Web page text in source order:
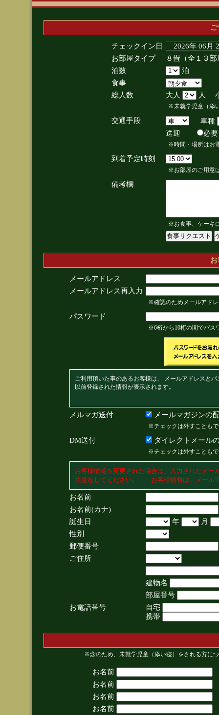
チェックイン日
2026年 06
お部屋タイプ
８畳（全１３
泊数
泊
食事
総人数
大人 人
※未就学児童（添
交通手段
車種
送迎
※時間・場所はお
到着予定時刻
※お部屋のご用意
備考欄
※お食事、ケーキ
メールアドレス
メールアドレス再入力
※確認のためメールアド
パスワード
※6桁から10桁の間でパス
ご利用頂いた事のあるお客様は、 メールアドレスと
以前登録された情報が表示されます。
メルマガ送付 メールマガジンの
※チェックは外すことも
DM送付 ダイレクトメール
※チェックは外すことも
お客様情報を変更された場合は、入力されたメ
注意をしてください。 お客様情報は、メール
お名前
お名前(カナ)
誕生日
年
月
性別
郵便番号
ご住所
建物名
部屋番号
お電話番号
自宅
携帯
※念のため、未就学児童（添い寝）をされる方に
お名前
お名前
お名前
お名前